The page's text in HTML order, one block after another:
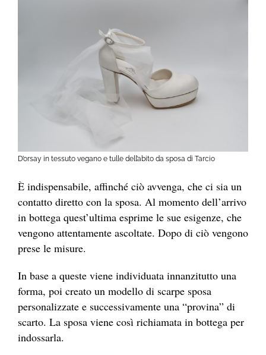
D’orsay in tessuto vegano e tulle dell’abito da sposa di Tarcio
È indispensabile, affinché ciò avvenga, che ci sia un
contatto diretto con la sposa. Al momento dell’arrivo
in bottega quest’ultima esprime le sue esigenze, che
vengono attentamente ascoltate. Dopo di ciò vengono
prese le misure.
In base a queste viene individuata innanzitutto una
forma, poi creato un modello di scarpe sposa
personalizzate e successivamente una “provina” di
scarto. La sposa viene così richiamata in bottega per
indossarla.